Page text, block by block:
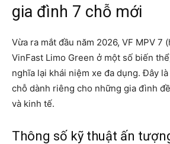
gia đình 7 chỗ mới
Vừa ra mắt đầu năm 2026, VF MPV 7
VinFast Limo Green ở một số biến
nghĩa lại khái niệm xe đa dụng. Đây
chỗ dành riêng cho những gia đình
và kinh tế.
Thông số kỹ thuật ấn